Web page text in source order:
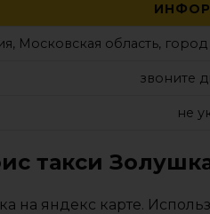
Московская область,
звоните
не
такси
на яндекс карте.